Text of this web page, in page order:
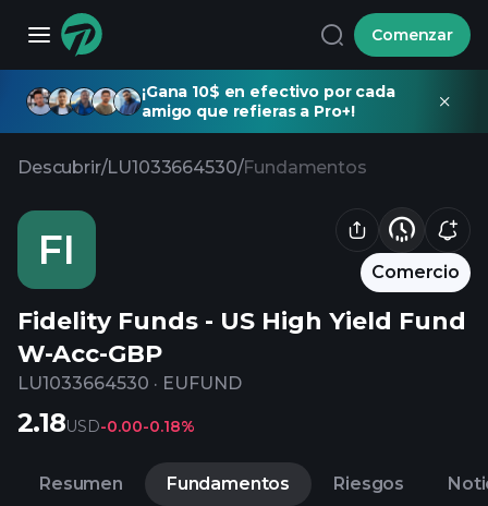
Comenzar
¡Gana 10$ en efectivo por cada
amigo que refieras a Pro+!
Descubrir/LU1033664530/Fundamentos
FI Comercio
Fidelity Funds - US High Yield Fund
W-Acc-GBP
LU1033664530 · EUFUND
2.18USD-0.00-0.18%
Resumen Fundamentos Riesgos